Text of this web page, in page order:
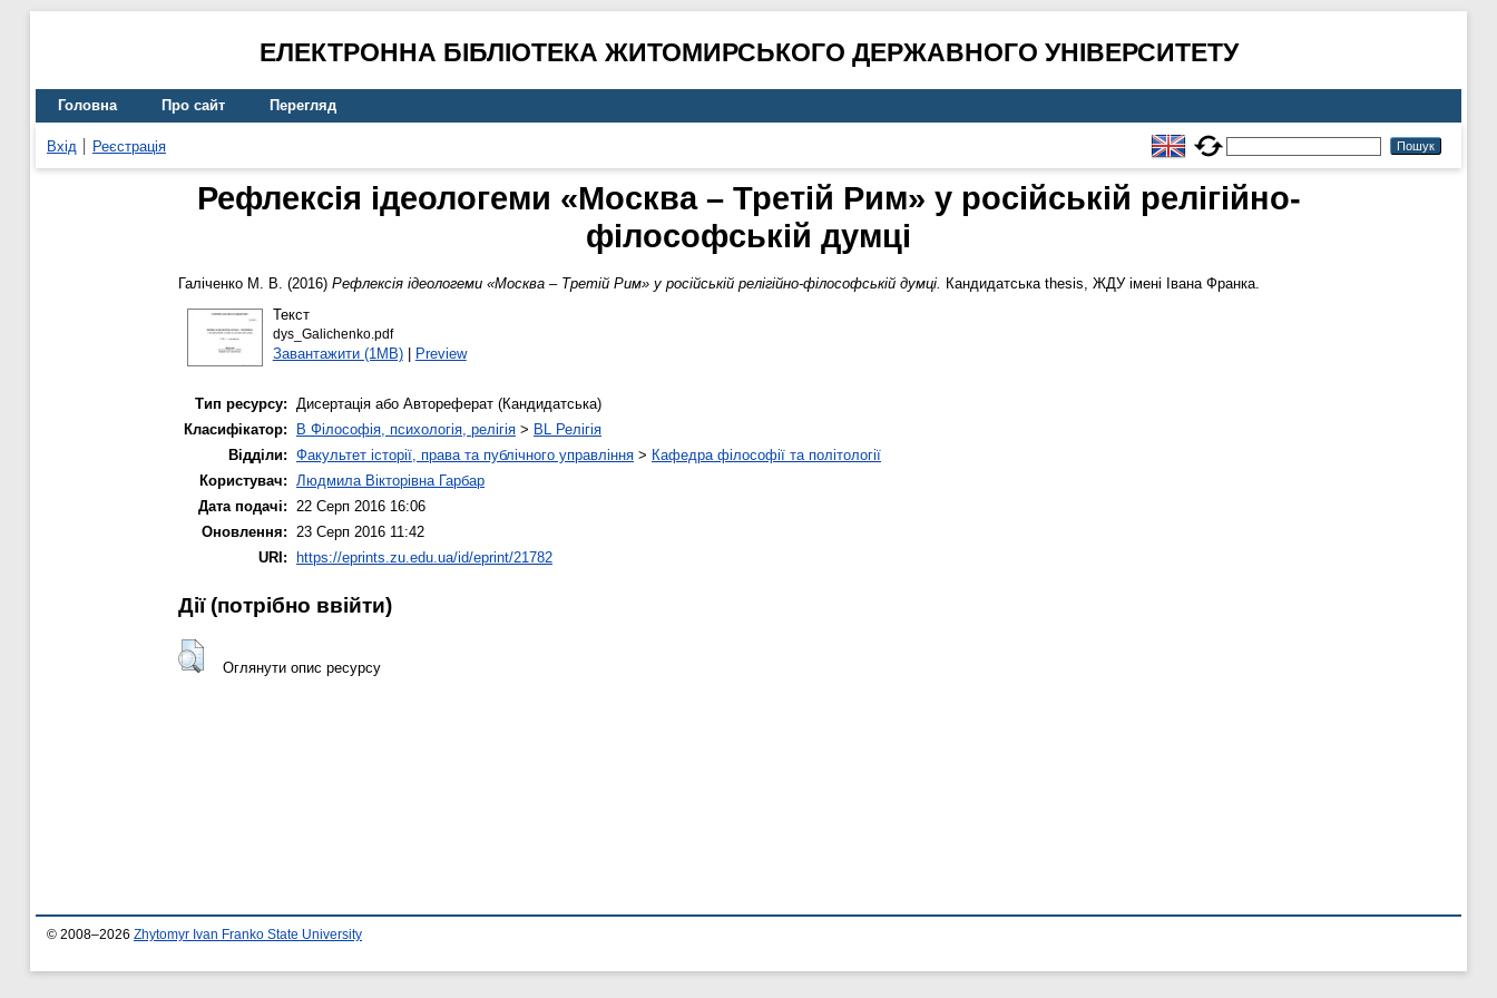
ЕЛЕКТРОННА БІБЛІОТЕКА ЖИТОМИРСЬКОГО ДЕРЖАВНОГО УНІВЕРСИТЕТУ
Головна Про сайт Перегляд
Вхід Реєстрація
Рефлексія ідеологеми «Москва – Третій Рим» у російській релігійно-
філософській думці
Галіченко М. В. (2016) Рефлексія ідеологеми «Москва – Третій Рим» у російській релігійно-філософській думці. Кандидатська thesis, ЖДУ імені Івана Франка.
Текст
dys_Galichenko.pdf
Завантажити (1MB)| Preview
Тип ресурсу: Дисертація або Автореферат (Кандидатська)
Класифікатор:
B Філософія, психологія, релігія > BL Релігія
Відділи: Факультет історії, права та публічного управління > Кафедра філософії та політології
Користувач: Людмила Вікторівна Гарбар
Дата подачі: 22 Серп 2016 16:06
Оновлення: 23 Серп 2016 11:42
URI:
https://eprints.zu.edu.ua/id/eprint/21782
Дії ​​(потрібно ввійти)
Оглянути опис ресурсу
© 2008–2026 Zhytomyr Ivan Franko State University